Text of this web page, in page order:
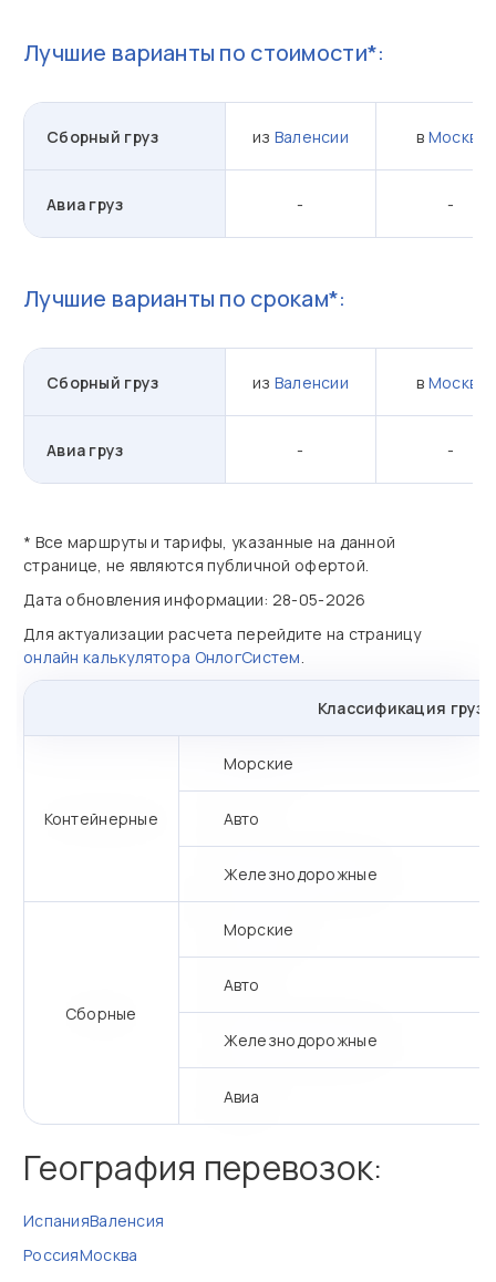
Лучшие варианты по стоимости*:
Сборный груз из Валенсии в Москву
Авиа груз - -
Лучшие варианты по срокам*:
Сборный груз из Валенсии в Москву
Авиа груз - -
* Все маршруты и тарифы, указанные на данной
странице, не являются публичной офертой.
Дата обновления информации: 28-05-2026
Для актуализации расчета перейдите на страницу
онлайн калькулятора ОнлогСистем.
Классификация
Контейнерные
Морские
Авто
Железнодорожные
Сборные
Морские
Авто
Железнодорожные
Авиа
География перевозок:
ИспанияВаленсия
РоссияМосква